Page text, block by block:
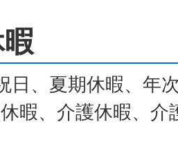
日、夏期休暇、年
暇、介護休暇、介